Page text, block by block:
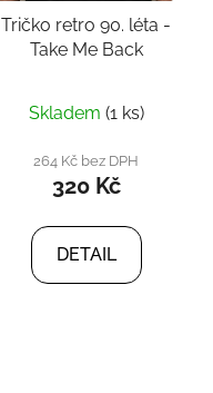
Tričko retro 90. léta -
Take Me Back
Skladem (1 ks)
264 Kč bez DPH
320 Kč
DETAIL